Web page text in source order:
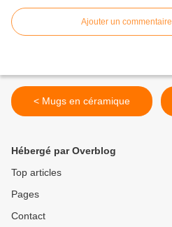
Ajouter un commentaire
< Mugs en céramique
Hébergé par Overblog
Top articles
Pages
Contact